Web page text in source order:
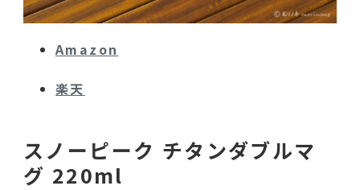
Amazon
楽天
スノーピーク チタンダブルマ
グ 220ml